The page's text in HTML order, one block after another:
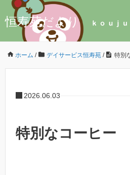
恒寿苑だより
ホーム / デイサービス恒寿苑 / 特別
2026.06.03
特別なコーヒー